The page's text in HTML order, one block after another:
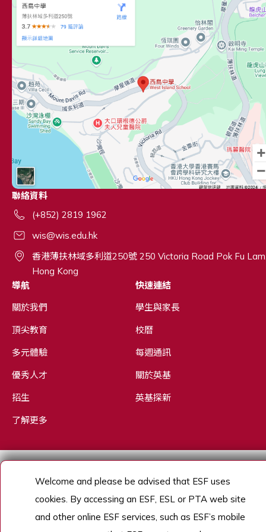
聯絡資料
(+852) 2819 1962
wis@wis.edu.hk
香港薄扶林域多利道250號 250 Victoria Road Pok Fu
Hong Kong
導航
關於我們
頂尖教育
多元體驗
優秀人才
招生
了解更多
快速連結
學生與家長
校曆
每週通訊
關於英基
英基探新
網站地圖Welcome and please be advised that ESF uses
cookies. By accessing an ESF, ESL or PTA web site
and other online ESF services, such as ESF’s mobile